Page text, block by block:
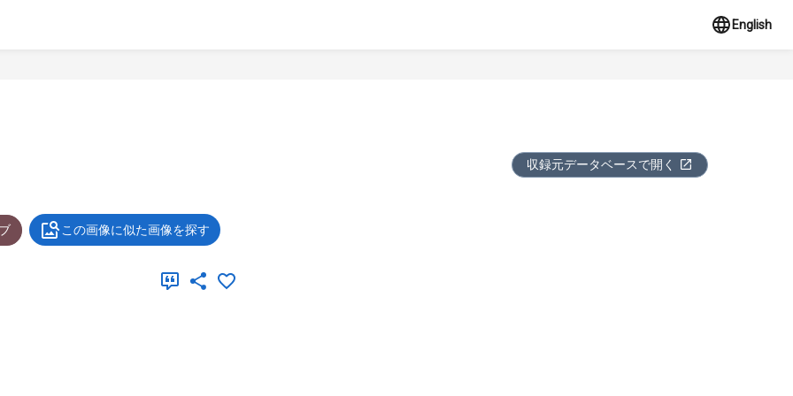
English
収録元データベースで開く
この画像に似た画像を探す